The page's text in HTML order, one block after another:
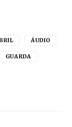
ÁUDIO
GUARDA